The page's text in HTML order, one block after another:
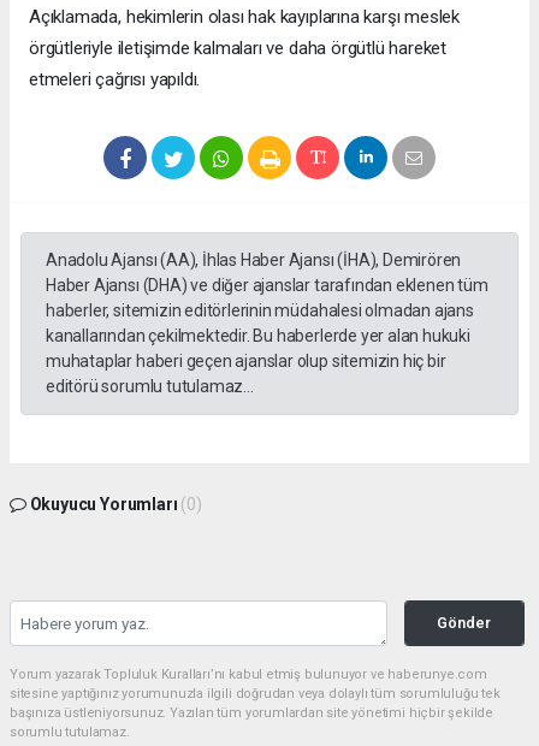
Açıklamada, hekimlerin olası hak kayıplarına karşı meslek
örgütleriyle iletişimde kalmaları ve daha örgütlü hareket
etmeleri çağrısı yapıldı.
Anadolu Ajansı (AA), İhlas Haber Ajansı (İHA), Demirören
Haber Ajansı (DHA) ve diğer ajanslar tarafından eklenen tüm
haberler, sitemizin editörlerinin müdahalesi olmadan ajans
kanallarından çekilmektedir. Bu haberlerde yer alan hukuki
muhataplar haberi geçen ajanslar olup sitemizin hiç bir
editörü sorumlu tutulamaz...
Okuyucu Yorumları (0)
Gönder
Yorum yazarak Topluluk Kuralları’nı kabul etmiş bulunuyor ve haberunye.com
sitesine yaptığınız yorumunuzla ilgili doğrudan veya dolaylı tüm sorumluluğu tek
başınıza üstleniyorsunuz. Yazılan tüm yorumlardan site yönetimi hiçbir şekilde
sorumlu tutulamaz.